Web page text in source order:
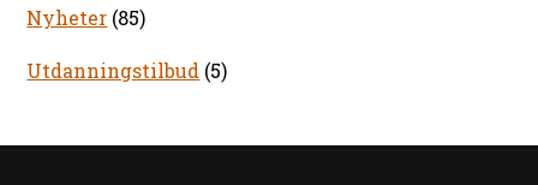
Nyheter (85)
Utdanningstilbud (5)